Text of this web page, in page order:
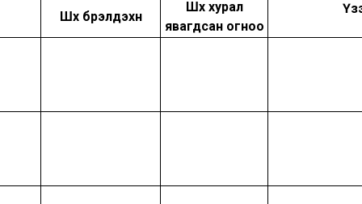
Шүүх бүрэлдэхүүн
Шүүх хурал
явагдсан огноо